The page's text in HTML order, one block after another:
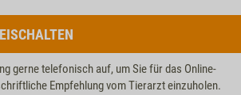
gerne telefonisch auf, um Sie für das Online-
Empfehlung vom Tierarzt einzuholen.